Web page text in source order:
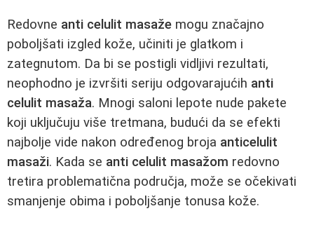
Redovne anti celulit masaže mogu značajno
poboljšati izgled kože, učiniti je glatkom i
zategnutom. Da bi se postigli vidljivi rezultati,
neophodno je izvršiti seriju odgovarajućih anti
celulit masaža. Mnogi saloni lepote nude pakete
koji uključuju više tretmana, budući da se efekti
najbolje vide nakon određenog broja anticelulit
masaži. Kada se anti celulit masažom redovno
tretira problematična područja, može se očekivati
smanjenje obima i poboljšanje tonusa kože.